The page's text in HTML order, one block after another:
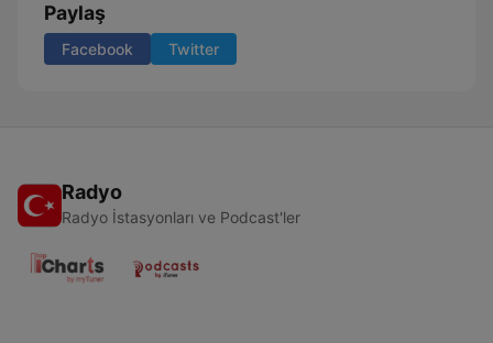
Paylaş
Facebook Twitter
Radyo
Radyo İstasyonları ve Podcast'ler